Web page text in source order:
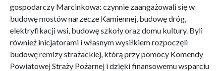
gospodarczy Marcinkowa: czynnie zaangażowali się w
budowę mostów narzecze Kamiennej, budowę dróg,
elektryfikacji wsi, budowę szkoły oraz domu kultury. Byli
również inicjatorami i własnym wysiłkiem rozpoczęli
budowę remizy strażackiej, którą przy pomocy Komendy
Powiatowej Straży Pożarnej i dzięki finansowemu wsparciu